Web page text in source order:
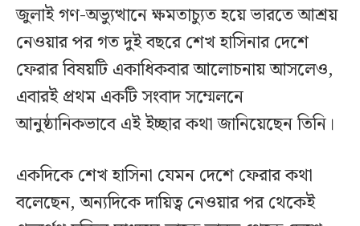
জুলাই গণ-অভ্যুত্থানে ক্ষমতাচ্যুত হয়ে ভারতে আশ্রয়
নেওয়ার পর গত দুই বছরে শেখ হাসিনার দেশে
ফেরার বিষয়টি একাধিকবার আলোচনায় আসলেও,
এবারই প্রথম একটি সংবাদ সম্মেলনে
আনুষ্ঠানিকভাবে এই ইচ্ছার কথা জানিয়েছেন তিনি।
একদিকে শেখ হাসিনা যেমন দেশে ফেরার কথা
বলেছেন, অন্যদিকে দায়িত্ব নেওয়ার পর থেকেই